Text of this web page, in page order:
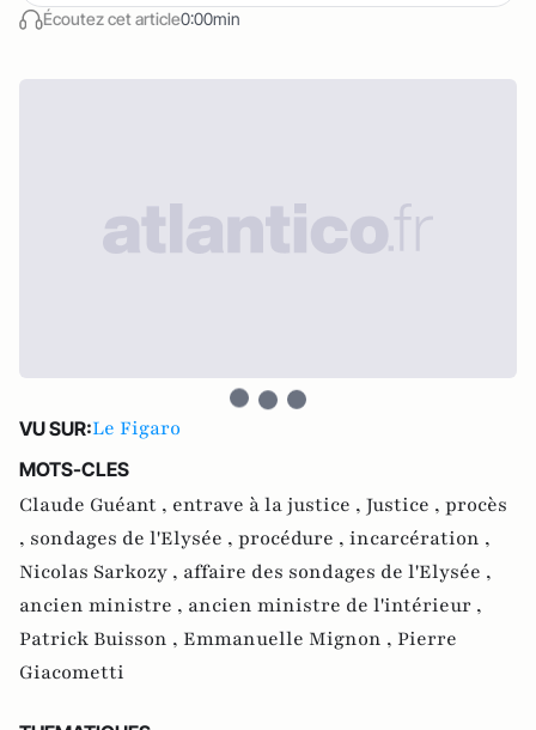
Écoutez cet article0:00min
VU SUR:Le Figaro
MOTS-CLES
Claude Guéant , entrave à la justice , Justice , procès
, sondages de l'Elysée , procédure , incarcération ,
Nicolas Sarkozy , affaire des sondages de l'Elysée ,
ancien ministre , ancien ministre de l'intérieur ,
Patrick Buisson , Emmanuelle Mignon , Pierre
Giacometti